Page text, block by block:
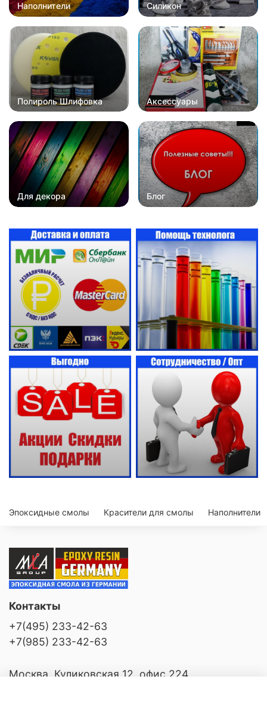
Наполнители Силикон
Полироль Шлифовка Аксессуары
Для декора Блог
Эпоксидные смолы Красители для смолы Наполнители
Контакты
+7(495) 233-42-63
+7(985) 233-42-63
Москва, Куликовская 12, офис 224